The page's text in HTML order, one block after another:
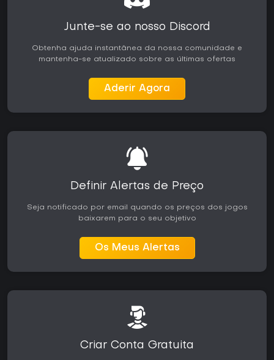
Junte-se ao nosso Discord
Obtenha ajuda instantânea da nossa comunidade e
mantenha-se atualizado sobre as últimas ofertas
Aderir Agora
Definir Alertas de Preço
Seja notificado por email quando os preços dos jogos
baixarem para o seu objetivo
Os Meus Alertas
Criar Conta Gratuita